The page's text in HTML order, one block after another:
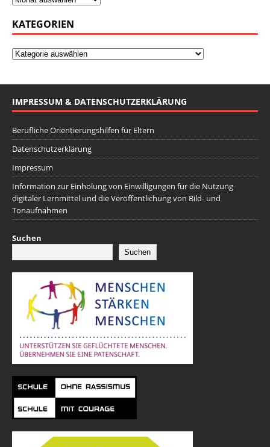
KATEGORIEN
IMPRESSUM & DATENSCHUTZERKLÄRUNG
Berufliche Orientierungshilfen für Eltern
Datenschutzerklärung
Impressum
Information zur Einholung von Einwilligungen für die Nutzung
digitaler Lernmittel und die Veröffentlichung von Bild- und
Tonaufnahmen
Suchen
Suchen